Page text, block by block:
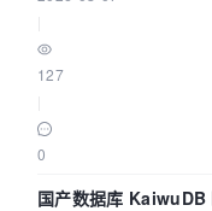
127
0
国产数据库